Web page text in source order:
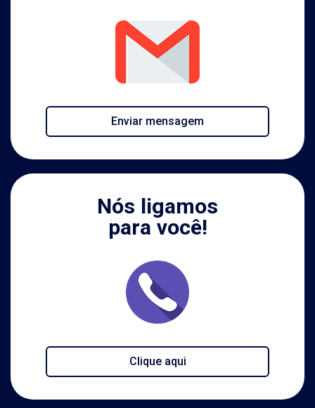
Enviar mensagem
Nós ligamos
para você!
Clique aqui